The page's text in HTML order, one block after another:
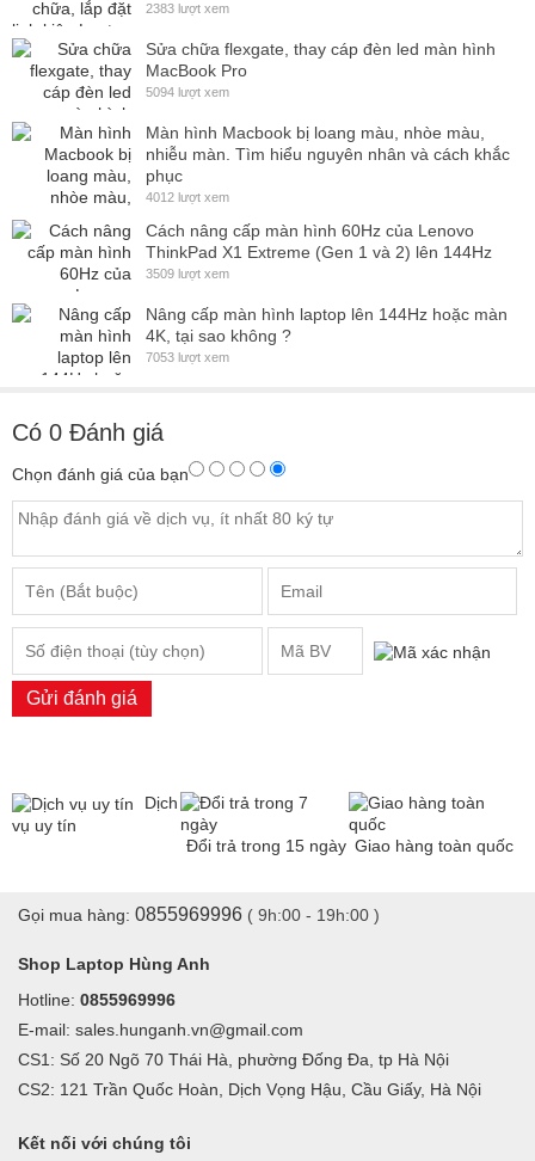
2383 lượt xem
Sửa chữa flexgate, thay cáp đèn led màn hình
MacBook Pro
5094 lượt xem
Màn hình Macbook bị loang màu, nhòe màu,
nhiễu màn. Tìm hiểu nguyên nhân và cách khắc
phục
4012 lượt xem
Cách nâng cấp màn hình 60Hz của Lenovo
ThinkPad X1 Extreme (Gen 1 và 2) lên 144Hz
3509 lượt xem
Nâng cấp màn hình laptop lên 144Hz hoặc màn
4K, tại sao không ?
7053 lượt xem
Có 0 Đánh giá
Chọn đánh giá của bạn
Gửi đánh giá
Dịch
vụ uy tín
Đổi trả trong 15 ngày Giao hàng toàn quốc
Gọi mua hàng: 0855969996 ( 9h:00 - 19h:00 )
Shop Laptop Hùng Anh
Hotline: 0855969996
E-mail: sales.hunganh.vn@gmail.com
CS1: Số 20 Ngõ 70 Thái Hà, phường Đống Đa, tp Hà Nội
CS2: 121 Trần Quốc Hoàn, Dịch Vọng Hậu, Cầu Giấy, Hà Nội
Kết nối với chúng tôi